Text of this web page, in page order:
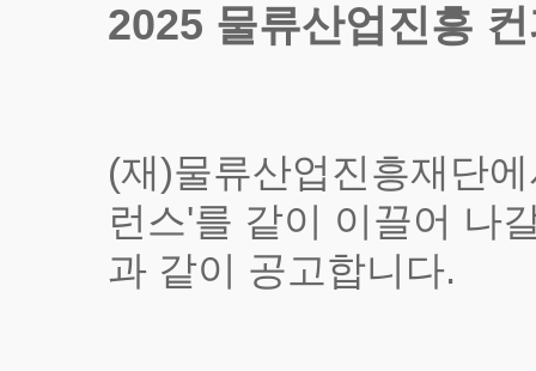
2025 물류산업진흥
(재)물류산업진흥재단
런스'를 같이 이끌어 나
과 같이 공고합니다.